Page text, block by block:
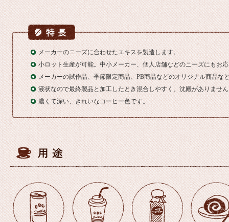
メーカーのニーズに合わせたエキスを製造します。
小ロット生産が可能。中小メーカー、個人店舗などのニーズにもお
メーカーの試作品、季節限定商品、PB商品などのオリジナル商品な
液状なので最終製品と加工したとき混合しやすく、沈殿がありませ
濃くて深い、きれいなコーヒー色です。